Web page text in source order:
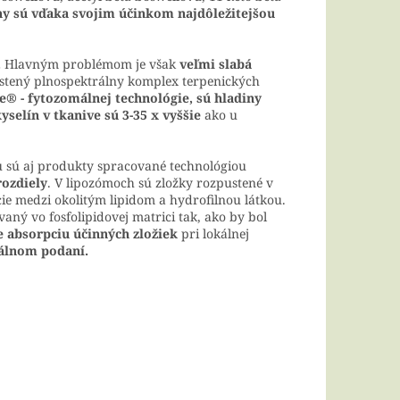
sú vďaka svojim účinkom najdôležitejšou
Hlavným problémom je však veľmi slabá
plnospektrálny komplex terpenických
- fytozomálnej technológie, sú hladiny
v tkanive sú 3-35 x vyššie ako u
sú aj produkty spracované technológiou
. V lipozómoch sú zložky rozpustené v
medzi okolitým lipidom a hydrofilnou látkou.
vo fosfolipidovej matrici tak, ako by bol
absorpciu účinných zložiek pri lokálnej
podaní.